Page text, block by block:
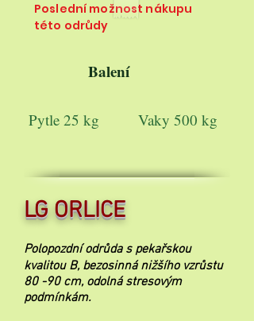
Poslední možnost nákupu
této odrůdy
Balení
Pytle 25 kg Vaky 500 kg
LG ORLICE
Polopozdní odrůda s pekařskou
kvalitou B, bezosinná nižšího vzrůstu
80 -90 cm, odolná stresovým
podmínkám.